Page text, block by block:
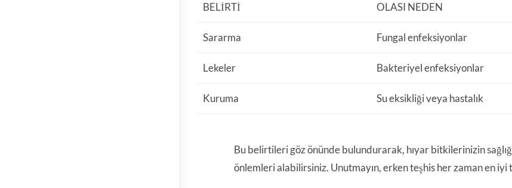
BELIRTI OLASI NEDEN
Sararma Fungal enfeksiyonlar
Lekeler Bakteriyel enfeksiyonlar
Kuruma Su eksikliği veya hastalık
Bu belirtileri göz önünde bulundurarak, hıyar bitkilerinizin
önlemleri alabilirsiniz. Unutmayın, erken teşhis her zaman en